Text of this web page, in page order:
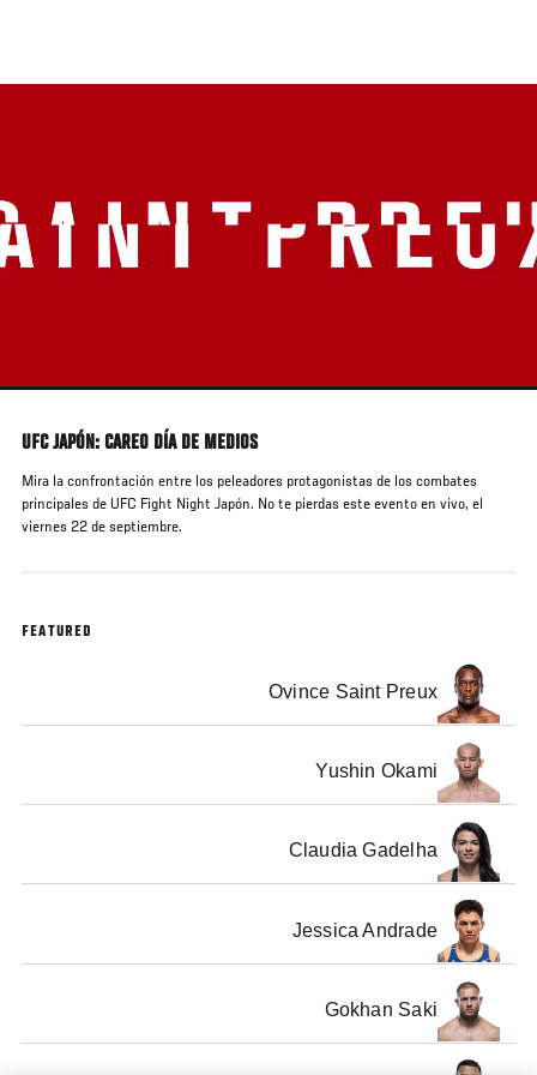
contenido
UFC JAPÓN: CAREO DÍA DE MEDIOS
Mira la confrontación entre los peleadores protagonistas de los combates
principales de UFC Fight Night Japón. No te pierdas este evento en vivo, el
viernes 22 de septiembre.
FEATURED
Ovince Saint Preux
Yushin Okami
Claudia Gadelha
Jessica Andrade
Gokhan Saki